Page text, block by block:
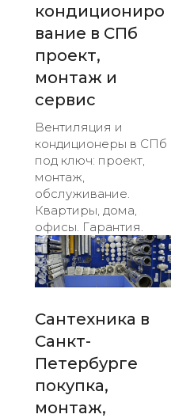
кондициониро
вание в СПб
проект,
монтаж и
сервис
Вентиляция и
кондиционеры в СПб
под ключ: проект,
монтаж,
обслуживание.
Квартиры, дома,
офисы. Гарантия.
Сантехника в
Санкт-
Петербурге
покупка,
монтаж,